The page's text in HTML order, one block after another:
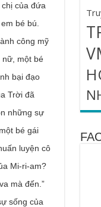
của đứa
bé bú.
công mỹ
một bé
bại đạo
Trời đã
những sự
bé gái
luyện cô
Mi-ri-am?
mà đến.”
sống của